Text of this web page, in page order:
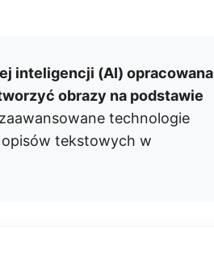
inteligencji (AI) opracowana
obrazy na podstawie
technologie
opisów tekstowych w